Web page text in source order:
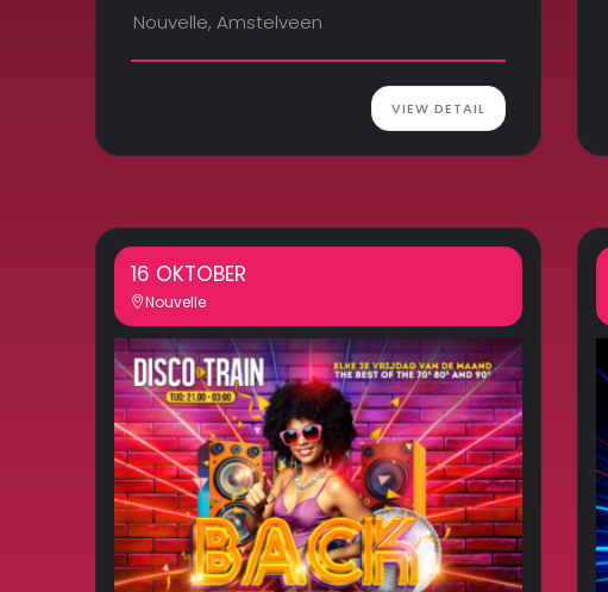
Nouvelle, Amstelveen
VIEW DETAIL
16 OKTOBER
Nouvelle